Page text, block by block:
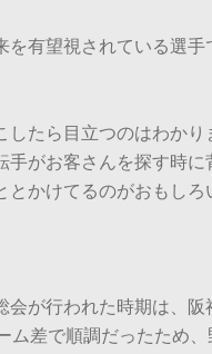
を有望視されている選手
したら目立つのはわかり
手がお客さんを探す時
とかけてるのがおもしろ
会が行われた時期は、
ム差で順調だったため